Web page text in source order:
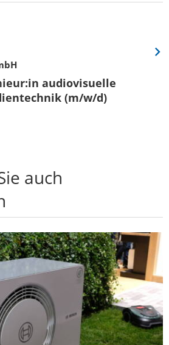
audiovisuelle
(m/w/d)
Eine
auch